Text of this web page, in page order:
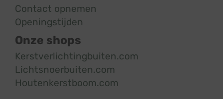
Contact opnemen
Openingstijden
Onze shops
Kerstverlichtingbuiten.com
Lichtsnoerbuiten.com
Houtenkerstboom.com